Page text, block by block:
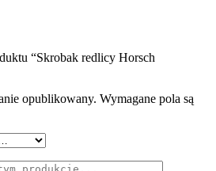
“Skrobak redlicy Horsch
opublikowany. Wymagane pola są